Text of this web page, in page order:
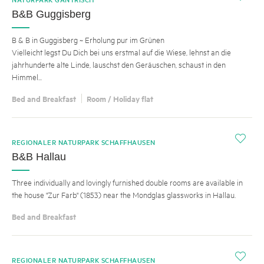
B&B Guggisberg
B & B in Guggisberg ~ Erholung pur im Grünen
Vielleicht legst Du Dich bei uns erstmal auf die Wiese, lehnst an die
jahrhunderte alte Linde, lauschst den Geräuschen, schaust in den
Himmel...
Bed and Breakfast Room / Holiday flat
i
REGIONALER NATURPARK SCHAFFHAUSEN
B&B Hallau
Three individually and lovingly furnished double rooms are available in
the house "Zur Farb" (1853) near the Mondglas glassworks in Hallau.
Bed and Breakfast
i
REGIONALER NATURPARK SCHAFFHAUSEN